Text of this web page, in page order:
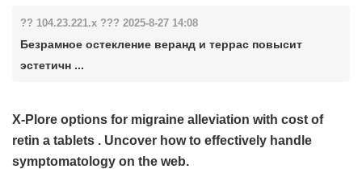
?? 104.23.221.x ??? 2025-8-27 14:08
Безрамное остекление веранд и террас повысит
эстетичн ...
X-Plore options for migraine alleviation with cost of
retin a tablets . Uncover how to effectively handle
symptomatology on the web.